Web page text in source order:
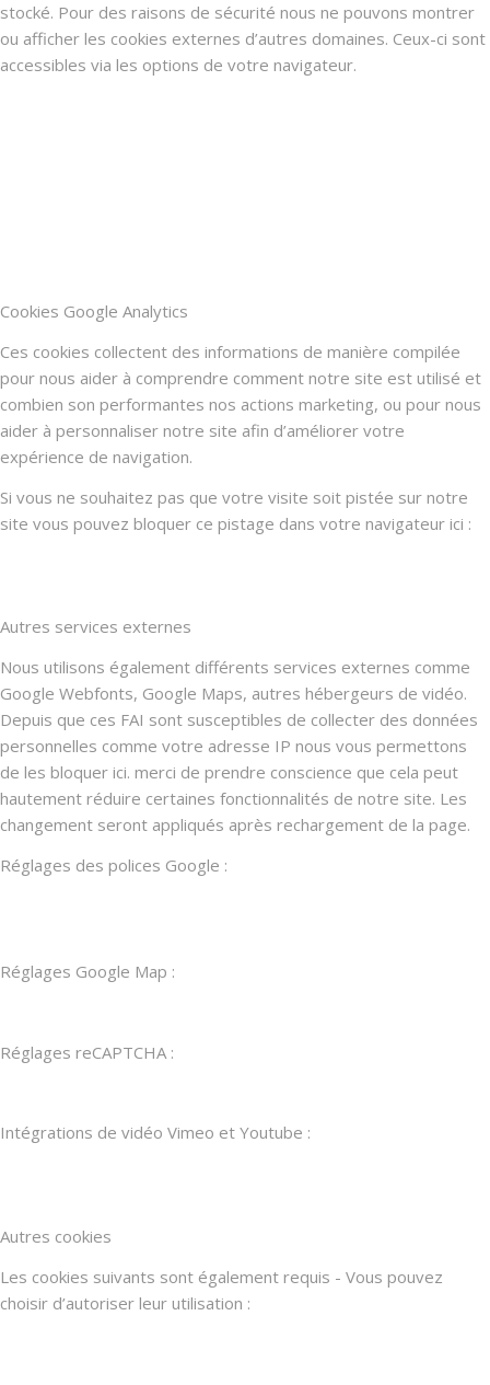
stocké. Pour des raisons de sécurité nous ne pouvons montrer
ou afficher les cookies externes d’autres domaines. Ceux-ci sont
accessibles via les options de votre navigateur.
Cookies Google Analytics
Ces cookies collectent des informations de manière compilée
pour nous aider à comprendre comment notre site est utilisé et
combien son performantes nos actions marketing, ou pour nous
aider à personnaliser notre site afin d’améliorer votre
expérience de navigation.
Si vous ne souhaitez pas que votre visite soit pistée sur notre
site vous pouvez bloquer ce pistage dans votre navigateur ici :
Autres services externes
Nous utilisons également différents services externes comme
Google Webfonts, Google Maps, autres hébergeurs de vidéo.
Depuis que ces FAI sont susceptibles de collecter des données
personnelles comme votre adresse IP nous vous permettons
de les bloquer ici. merci de prendre conscience que cela peut
hautement réduire certaines fonctionnalités de notre site. Les
changement seront appliqués après rechargement de la page.
Réglages des polices Google :
Réglages Google Map :
Réglages reCAPTCHA :
Intégrations de vidéo Vimeo et Youtube :
Autres cookies
Les cookies suivants sont également requis - Vous pouvez
choisir d’autoriser leur utilisation :